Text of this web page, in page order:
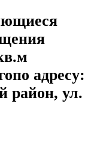
адресу:
район, ул.